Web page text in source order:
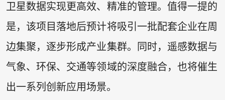
卫星数据实现更高效、精准的管理。值得一提的
是，该项目落地后预计将吸引一批配套企业在周
边集聚，逐步形成产业集群。同时，遥感数据与
气象、环保、交通等领域的深度融合，也将催生
出一系列创新应用场景。